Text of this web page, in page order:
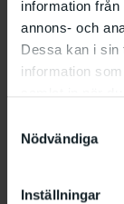
information
annons- och
Dessa kan i sin
information
Nödvändiga
Inställningar